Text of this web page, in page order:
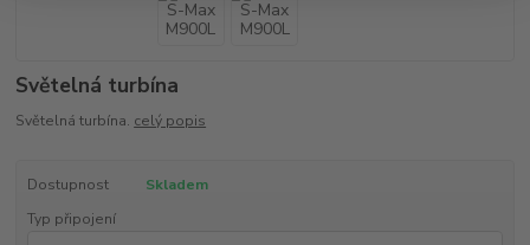
Světelná turbína
Světelná turbína. celý popis
Dostupnost
Skladem
Typ připojení